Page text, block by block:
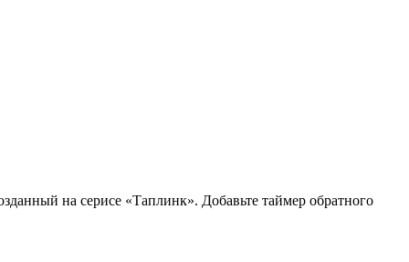
на серисе «Таплинк». Добавьте таймер обратного